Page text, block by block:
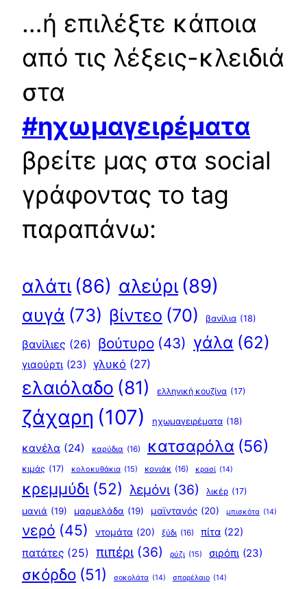
…ή επιλέξτε κάποια
από τις λέξεις-κλειδιά
στα
#ηχωμαγειρέματα
βρείτε μας στα social
γράφοντας το tag
παραπάνω:
αλάτι (86) αλεύρι (89)
αυγά (73) βίντεο (70) βανίλια (18)
βανίλιες (26) βούτυρο (43) γάλα (62)
γιαούρτι (23) γλυκό (27)
ελαιόλαδο (81) ελληνική κουζίνα (17)
ζάχαρη (107) ηχωμαγειρέματα (18)
κανέλα (24) καρύδια (16) κατσαρόλα (56)
κιμάς (17) κολοκυθάκια (15) κονιάκ (16) κρασί (14)
κρεμμύδι (52) λεμόνι (36) λικέρ (17)
μαγιά (19) μαρμελάδα (19) μαϊντανός (20) μπισκότα (14)
νερό (45) ντομάτα (20) ξύδι (16) πίτα (22)
πατάτες (25) πιπέρι (36) ρύζι (15) σιρόπι (23)
σκόρδο (51) σοκολάτα (14) σπορέλαιο (14)